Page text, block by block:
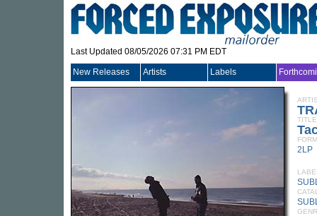
Last Updated 08/05/2026 07:31 PM EDT
New Releases Artists Labels
TITLE
2LP